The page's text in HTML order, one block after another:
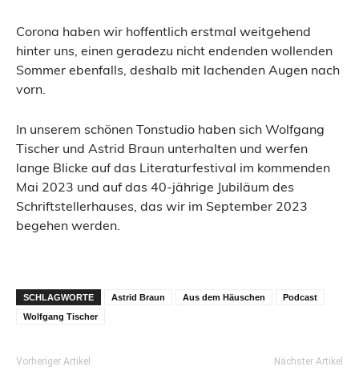
Corona haben wir hoffentlich erstmal weitgehend
hinter uns, einen geradezu nicht endenden wollenden
Sommer ebenfalls, deshalb mit lachenden Augen nach
vorn.
In unserem schönen Tonstudio haben sich Wolfgang
Tischer und Astrid Braun unterhalten und werfen
lange Blicke auf das Literaturfestival im kommenden
Mai 2023 und auf das 40-jährige Jubiläum des
Schriftstellerhauses, das wir im September 2023
begehen werden.
SCHLAGWORTE Astrid Braun Aus dem Häuschen
Podcast
Wolfgang Tischer
Vorheriger Artikel Nächster Artikel